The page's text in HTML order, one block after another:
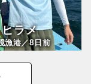
ヒラメ
漁港／8日前